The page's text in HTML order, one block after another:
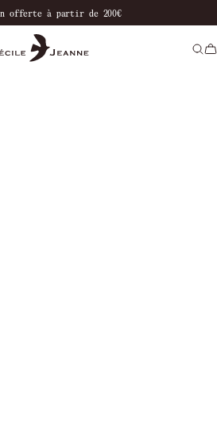
offerte à partir de 200€